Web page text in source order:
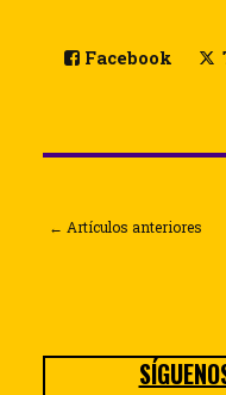
Facebook
← Artículos anteriores